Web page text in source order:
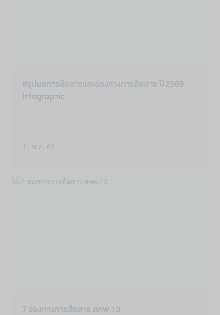
สรุปผลการสื่อสารและช่องทางการสื่อสาร ปี 2569
Infographic
7 ช่องทางการสื่อสาร สคพ.13